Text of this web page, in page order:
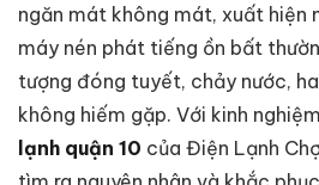
ngăn mát không mát, xuất hiện
máy nén phát tiếng ồn bất
tượng đóng tuyết, chảy nước,
không hiếm gặp. Với kinh
lạnh quận 10 của Điện Lạnh